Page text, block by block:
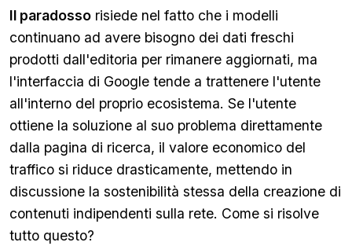
Il paradosso risiede nel fatto che i modelli
continuano ad avere bisogno dei dati freschi
prodotti dall'editoria per rimanere aggiornati, ma
l'interfaccia di Google tende a trattenere l'utente
all'interno del proprio ecosistema. Se l'utente
ottiene la soluzione al suo problema direttamente
dalla pagina di ricerca, il valore economico del
traffico si riduce drasticamente, mettendo in
discussione la sostenibilità stessa della creazione di
contenuti indipendenti sulla rete. Come si risolve
tutto questo?